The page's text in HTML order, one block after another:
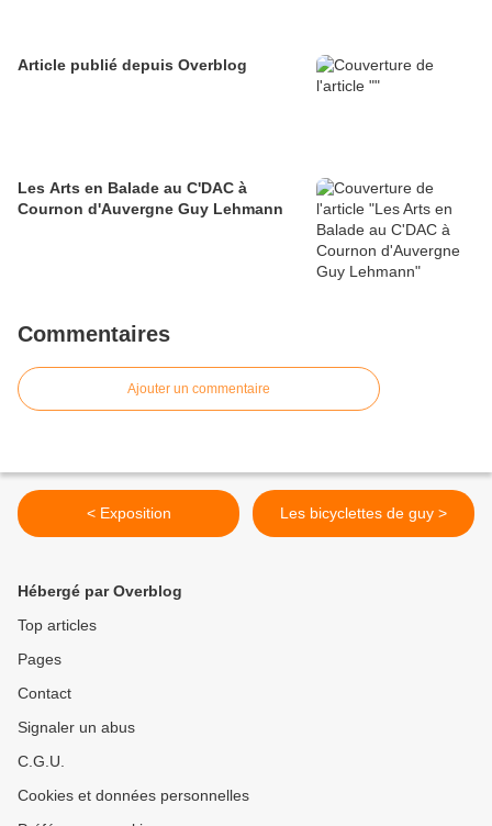
Article publié depuis Overblog
Les Arts en Balade au C'DAC à
Cournon d'Auvergne Guy Lehmann
Commentaires
Ajouter un commentaire
< Exposition Les bicyclettes de guy >
Hébergé par Overblog
Top articles
Pages
Contact
Signaler un abus
C.G.U.
Cookies et données personnelles